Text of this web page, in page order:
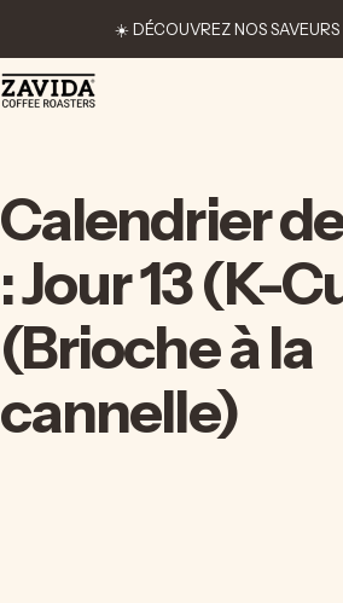
☀️ DÉCOUVREZ NOS
Zavida Coffee
Calendrier
:Jour13(K-
(Briocheàla
cannelle)